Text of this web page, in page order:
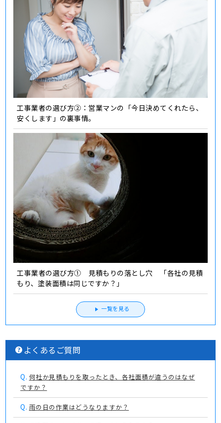
工事業者の選び方②：営業マンの「今日決めてくれたら、
安くします」の裏事情。
工事業者の選び方① 見積もりの落とし穴 「各社の見積
もり、塗装面積は同じですか？」
一覧を見る
よくあるご質問
Q. 何社か見積もりを取ったとき、各社面積が違うのはなぜ
ですか？
Q. 雨の日の作業はどうなりますか？